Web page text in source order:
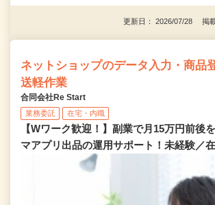
更新日： 2026/07/28 掲
ネットショップのデータ入力・商品
送軽作業
合同会社Re Start
業務委託 在宅・内職
【Wワーク歓迎！】副業で月15万円前後
マアプリ出品の運用サポート！未経験／